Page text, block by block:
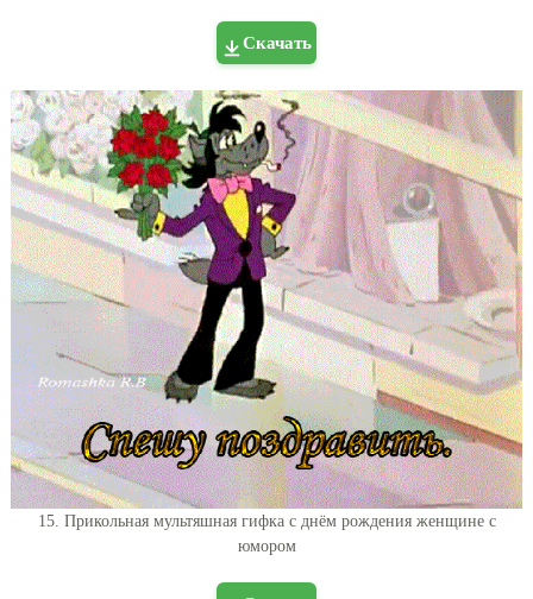
Скачать
15. Прикольная мультяшная гифка с днём рождения женщине с
юмором